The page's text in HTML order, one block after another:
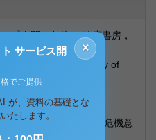
『人間の条件』(筑摩書房，
（the University of
況に対するアレントの危機意
×
サービス開
でご提供
が、資料の基礎とな
たします。